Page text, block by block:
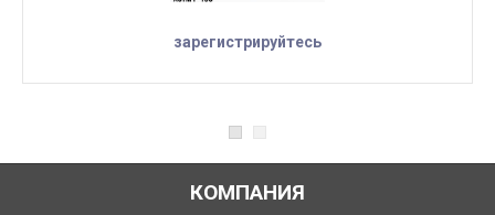
зарегистрируйтесь
КОМПАНИЯ